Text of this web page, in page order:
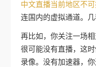
中文直播当前地区不
连国内的虚拟通道。
再比如，你关注一场
很可能没有直播，这
录像。没有加速器，